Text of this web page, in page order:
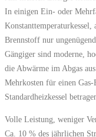
In einigen Ein- oder
Konstanttemperaturkessel,
Brennstoff nur
Gängiger sind moderne,
die Abwärme im Abgas
Mehrkosten für einen Gas-
Standardheizkessel
Volle Leistung, weniger
Ca. 10 % des jährlichen